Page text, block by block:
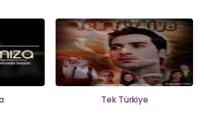
Tek Türkiye